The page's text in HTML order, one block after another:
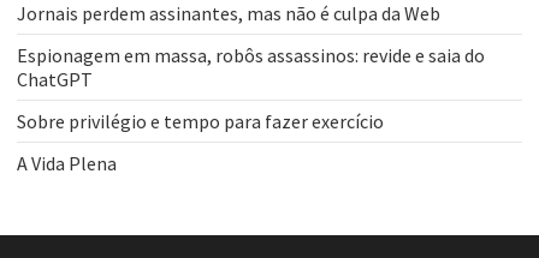
Jornais perdem assinantes, mas não é culpa da Web
Espionagem em massa, robôs assassinos: revide e saia do
ChatGPT
Sobre privilégio e tempo para fazer exercício
A Vida Plena